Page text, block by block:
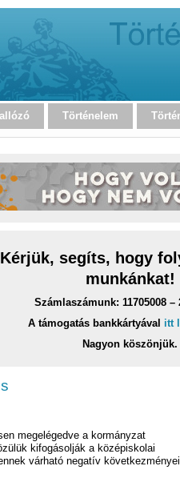
Történelem
Kérjük, segíts, hogy
munkánkat!
Számlaszámunk: 11705008 –
A támogatás bankkártyával itt
Nagyon köszönjük.
megelégedve a kormányzat
kifogásolják a középiskolai
várható negatív